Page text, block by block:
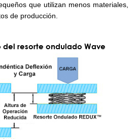
que utilizan menos materiales,
de producción.
resorte ondulado Wave